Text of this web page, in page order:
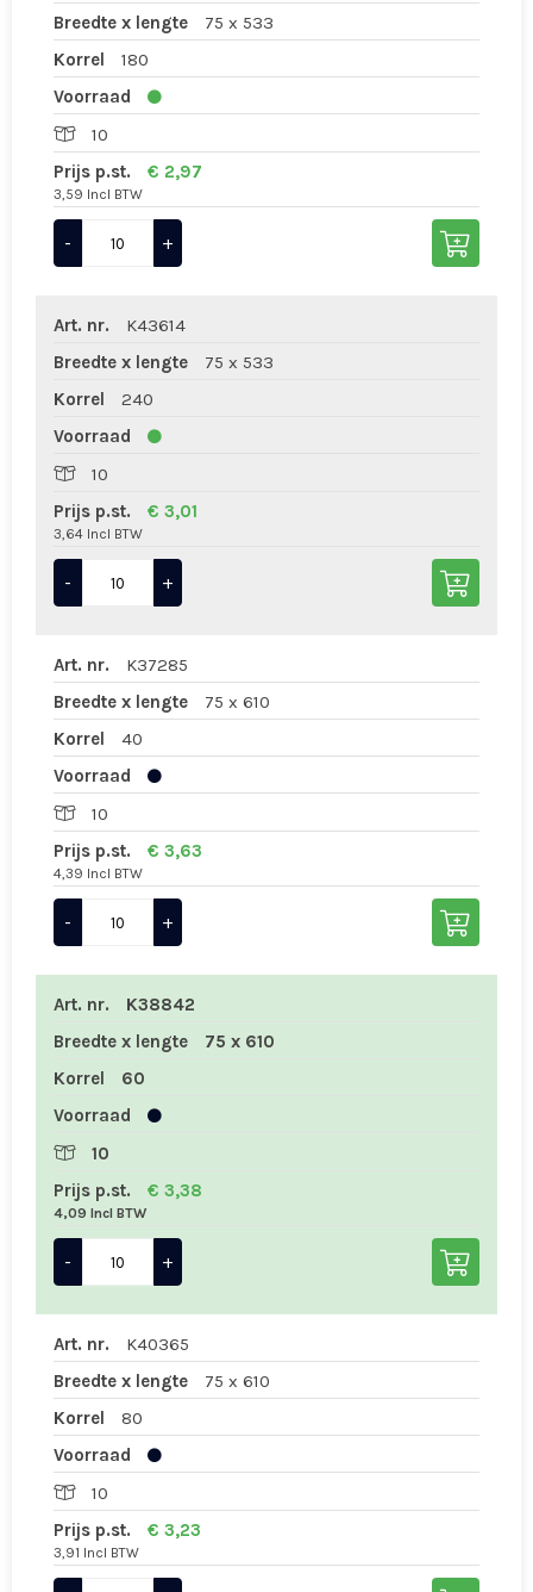
Breedte x lengte
75 x 533
Korrel
180
Voorraad
10
Prijs p.st.
€ 2,97
3,59 Incl BTW
- +
Art. nr.
K43614
Breedte x lengte
75 x 533
Korrel
240
Voorraad
10
Prijs p.st.
€ 3,01
3,64 Incl BTW
- +
Art. nr.
K37285
Breedte x lengte
75 x 610
Korrel
40
Voorraad
10
Prijs p.st.
€ 3,63
4,39 Incl BTW
- +
Art. nr.
K38842
Breedte x lengte
75 x 610
Korrel
60
Voorraad
10
Prijs p.st.
€ 3,38
4,09 Incl BTW
- +
Art. nr.
K40365
Breedte x lengte
75 x 610
Korrel
80
Voorraad
10
Prijs p.st.
€ 3,23
3,91 Incl BTW